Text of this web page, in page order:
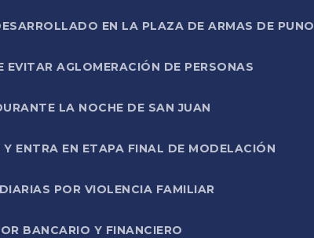
EN LA PLAZA DE ARMAS DE PUNO
AGLOMERACIÓN DE PERSONAS
LA NOCHE DE SAN JUAN
ENTRA EN ETAPA FINAL DE MODELACIÓN
POR VIOLENCIA FAMILIAR
BANCARIO Y FINANCIERO